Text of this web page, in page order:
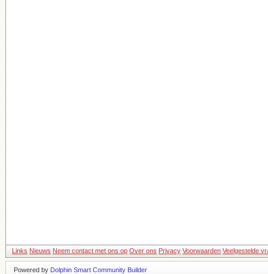
Links Nieuws Neem contact met ons op Over ons Privacy Voorwaarden Veelgestelde
Powered by Dolphin Smart Community Builder